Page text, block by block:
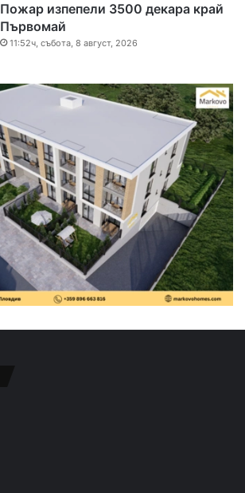
Пожар изпепели 3500 декара край
Първомай
11:52ч, събота, 8 август, 2026